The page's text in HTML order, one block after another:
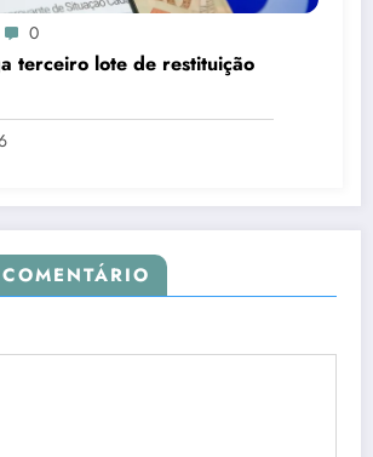
0
terceiro lote de restituição